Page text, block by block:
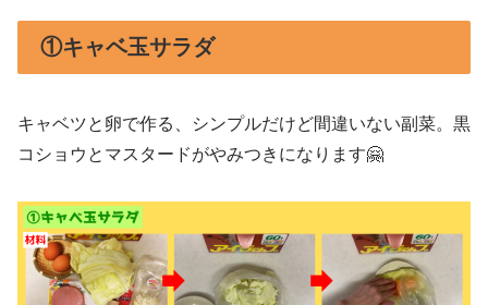
①キャベ玉サラダ
キャベツと卵で作る、シンプルだけど間違いない副菜。黒
コショウとマスタードがやみつきになります🤗